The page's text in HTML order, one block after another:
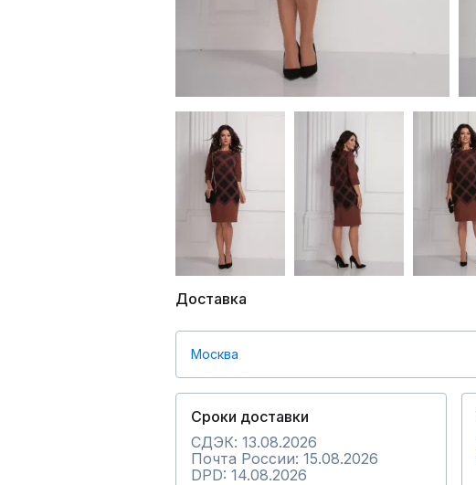
Доставка
Москва
Сроки доставки
СДЭК: 13.08.2026
Почта России: 15.08.2026
DPD: 14.08.2026